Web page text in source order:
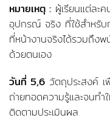
หมายเหตุ : ผู้เรียนแต่ละค
อุปกรณ์ จริง ที่ใช้สำหรับ
ที่หน้างานจริงได้รวมถึง
ด้วยตนเอง
วันที่ 5,6 วัตถุประสงค์ เ
ถ่ายทอดความรู้และจนทำ
ติดตามประเมินผล